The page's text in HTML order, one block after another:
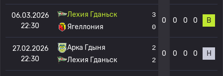
06.03.2026
22:30
Лехия Гданьск
Ягеллония
3
0
0 0 0 0 В
27.02.2026
22:30
Арка Гдыня
Лехия Гданьск
2
2
0 0 0 0 Н